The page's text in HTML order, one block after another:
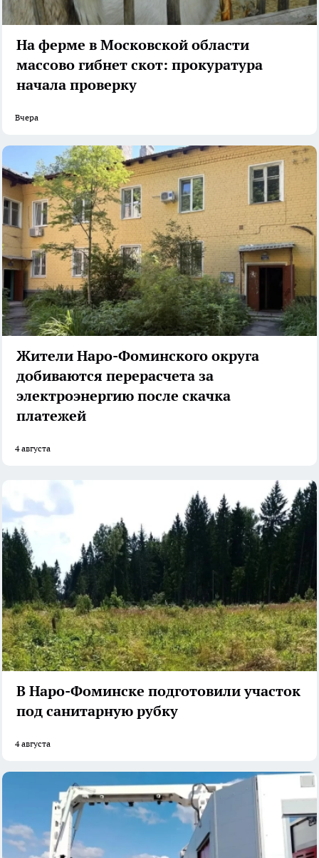
На ферме в Московской области
массово гибнет скот: прокуратура
начала проверку
Вчера
Жители Наро-Фоминского округа
добиваются перерасчета за
электроэнергию после скачка
платежей
4 августа
В Наро-Фоминске подготовили участок
под санитарную рубку
4 августа